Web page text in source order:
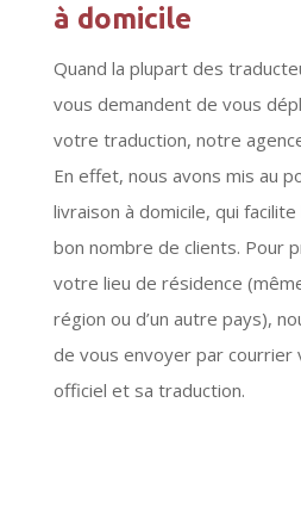
à domicile
Quand la plupart des
vous demandent de vous
votre traduction, notre
En effet, nous avons mis au
livraison à domicile, qui
bon nombre de clients. Pour
votre lieu de résidence (même
région ou d’un autre pays),
de vous envoyer par courrier
officiel et sa traduction.